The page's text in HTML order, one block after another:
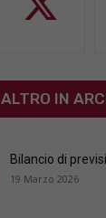
ALTRO IN
Bilancio di
19 Marzo 2026